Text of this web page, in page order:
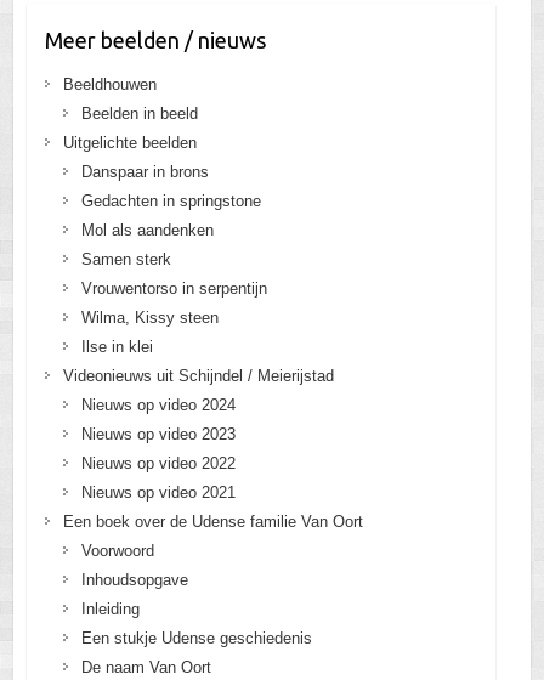
Meer beelden / nieuws
Beeldhouwen
Beelden in beeld
Uitgelichte beelden
Danspaar in brons
Gedachten in springstone
Mol als aandenken
Samen sterk
Vrouwentorso in serpentijn
Wilma, Kissy steen
Ilse in klei
Videonieuws uit Schijndel / Meierijstad
Nieuws op video 2024
Nieuws op video 2023
Nieuws op video 2022
Nieuws op video 2021
Een boek over de Udense familie Van Oort
Voorwoord
Inhoudsopgave
Inleiding
Een stukje Udense geschiedenis
De naam Van Oort